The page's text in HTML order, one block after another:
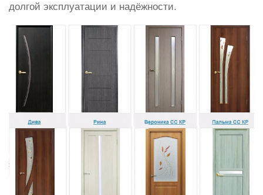
долгой эксплуатации и надёжности.